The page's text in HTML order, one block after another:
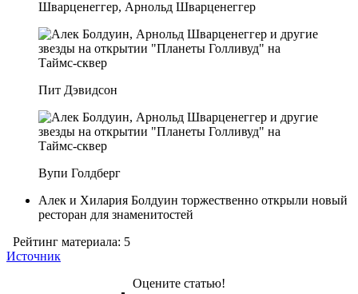
Шварценеггер, Арнольд Шварценеггер
Пит Дэвидсон
Вупи Голдберг
Алек и Хилария Болдуин торжественно открыли новый
ресторан для знаменитостей
Рейтинг материала: 5
Источник
Оцените статью!